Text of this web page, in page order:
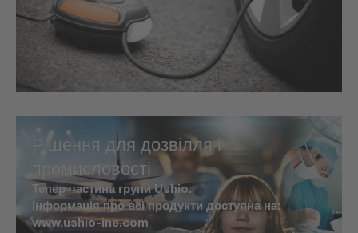
Рішення для дозвілля і
промисловості
Тепер частина групи Ushio.
Інформація про всі продукти доступна на:
www.ushio-ine.com